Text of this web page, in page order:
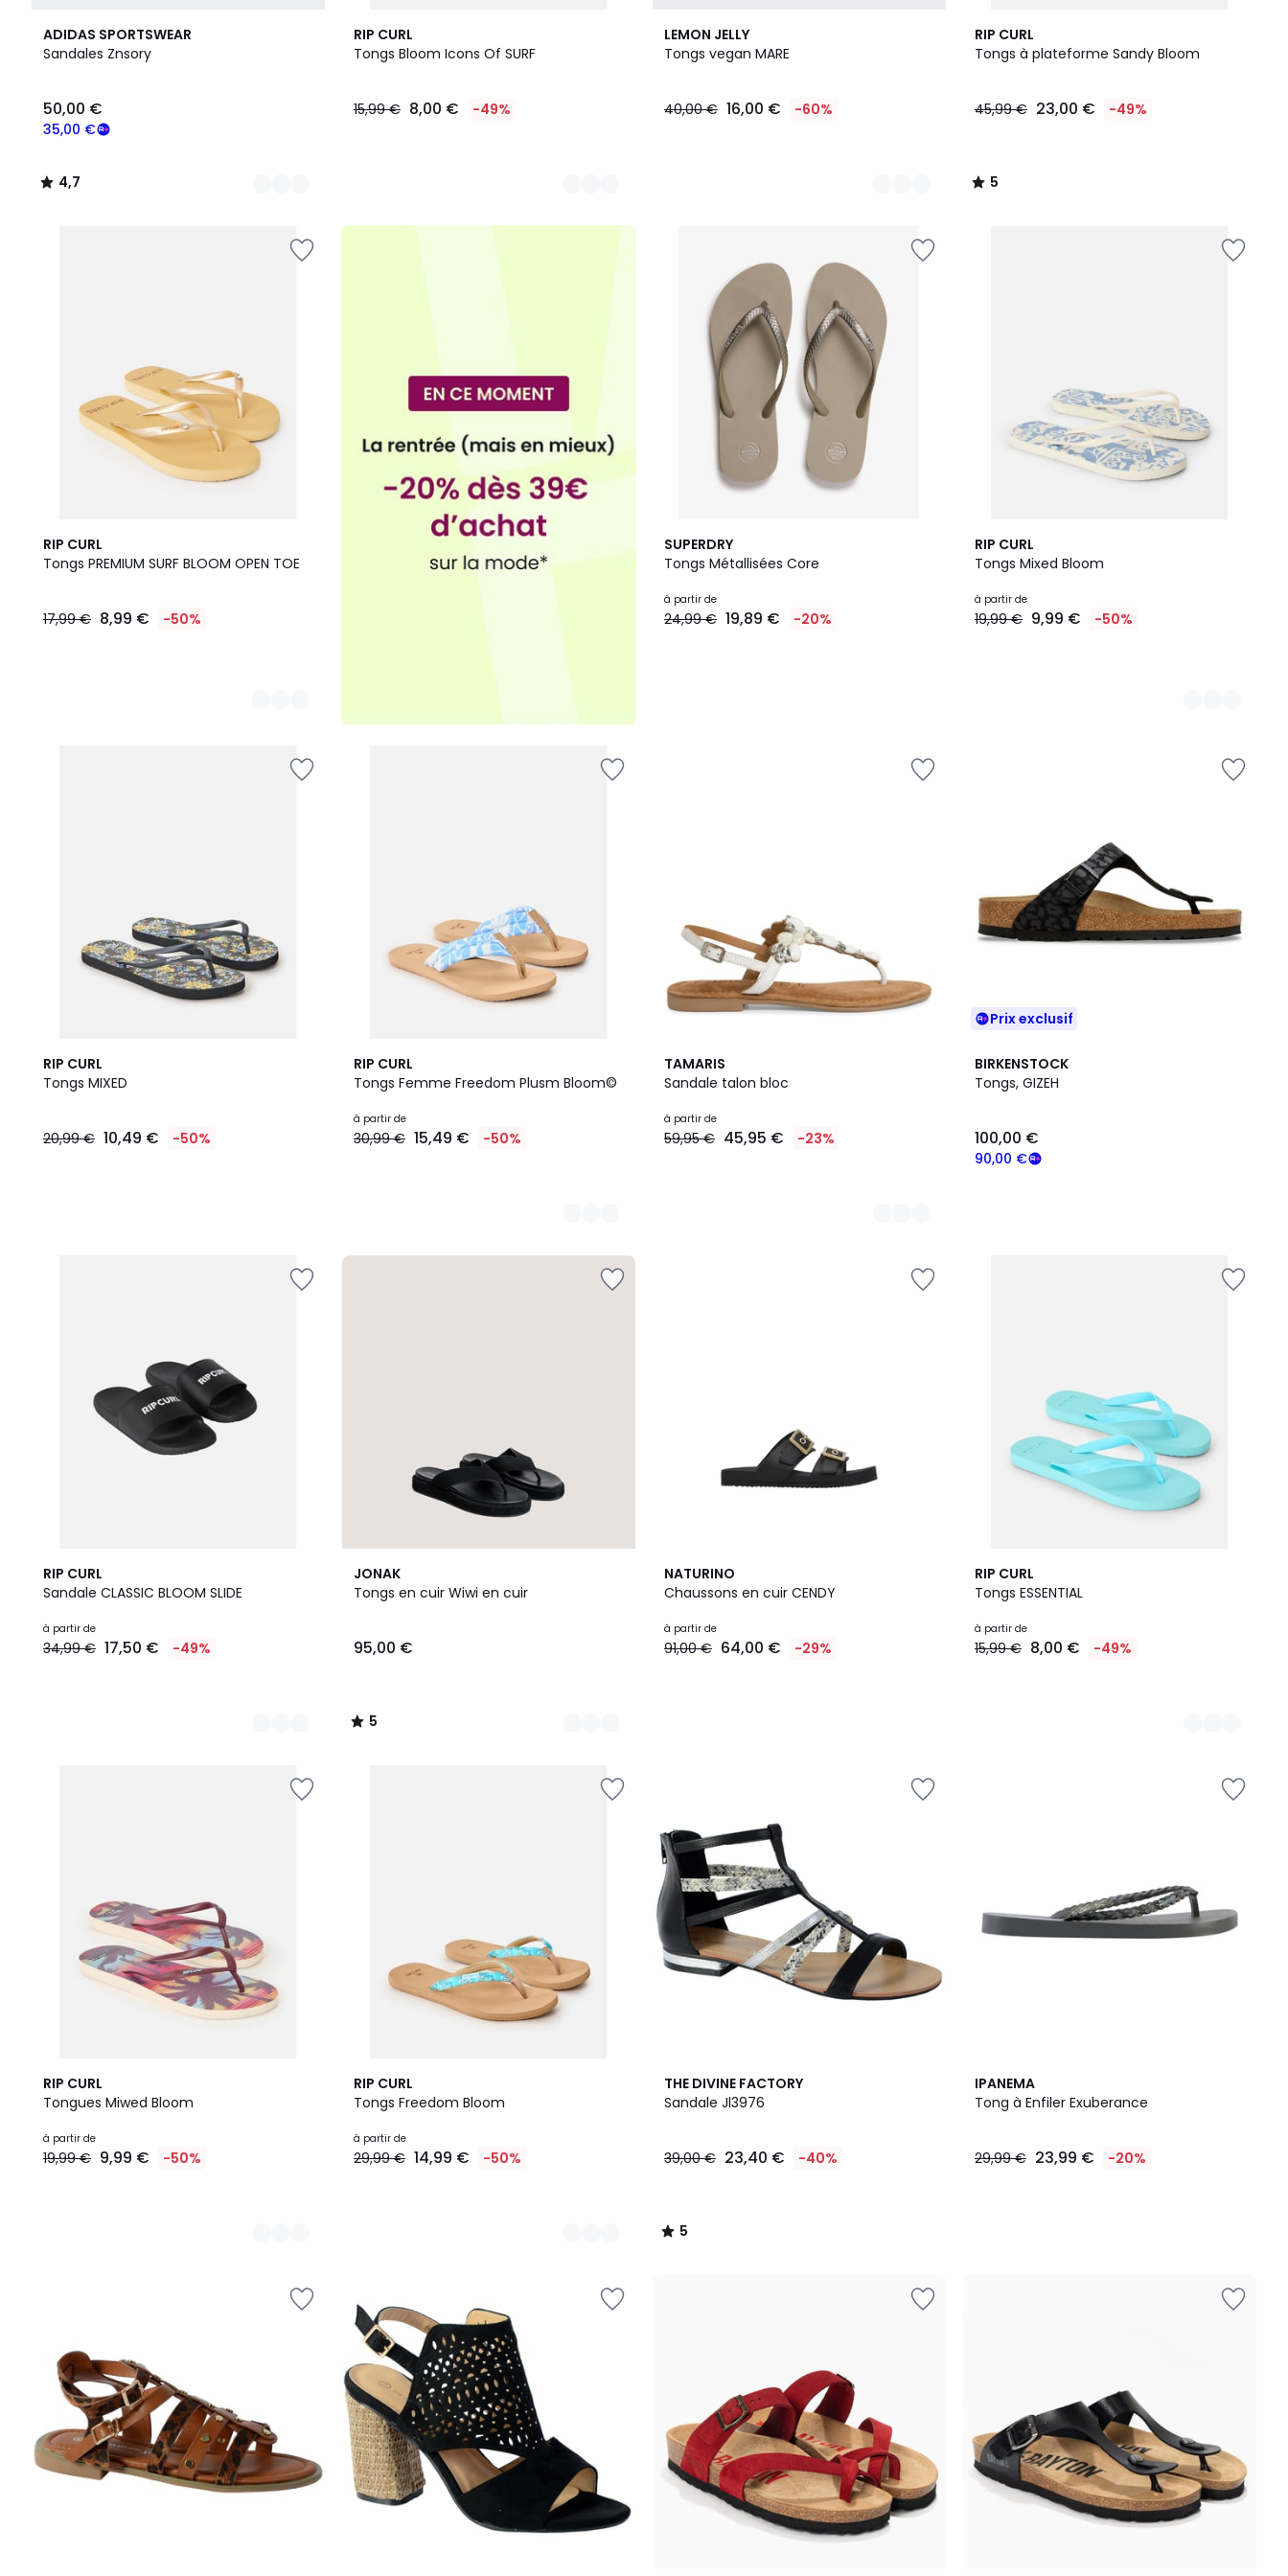
ADIDAS SPORTSWEAR
Sandales Znsory
€
souscrivez
programme
35,00 €
50,00 €
4,7
/ 5
5
Couleurs
4,7
/
RIP CURL
Tongs Bloom Icons Of SURF
15,99 € 8,00 € -49%
3
Couleurs
LEMON JELLY
Tongs vegan MARE
40,00 € 16,00 € -60%
2
Couleurs
RIP CURL
Tongs à plateforme Sandy Bloom
45,99 € 23,00 € -49%
5
/
5
/
RIP CURL
Tongs PREMIUM SURF BLOOM OPEN TOE
17,99 € 8,99 € -50%
3
Couleurs
SUPERDRY
Tongs Métallisées Core
à partir de
24,99 € 19,89 € -20%
RIP CURL
Tongs Mixed Bloom
à partir de
19,99 € 9,99 € -50%
4
Couleurs
RIP CURL
Tongs MIXED
20,99 € 10,49 € -50%
RIP CURL
Tongs Femme Freedom Plusm Bloom©
à partir de
30,99 € 15,49 € -50%
4
Couleurs
TAMARIS
Sandale talon bloc
à partir de
59,95 € 45,95 € -23%
3
Couleurs
Prix exclusif
BIRKENSTOCK
Tongs, GIZEH
90,00 €
100,00 €
RIP CURL
Sandale CLASSIC BLOOM SLIDE
à partir de
34,99 € 17,50 € -49%
3
Couleurs
JONAK
Tongs en cuir Wiwi en cuir
95,00 €
5
/
2
Couleurs
5
/
NATURINO
Chaussons en cuir CENDY
à partir de
91,00 € 64,00 € -29%
RIP CURL
Tongs ESSENTIAL
à partir de
15,99 € 8,00 € -49%
2
Couleurs
RIP CURL
Tongues Miwed Bloom
à partir de
19,99 € 9,99 € -50%
2
Couleurs
RIP CURL
Tongs Freedom Bloom
à partir de
29,99 € 14,99 € -50%
6
Couleurs
THE DIVINE FACTORY
Sandale Jl3976
39,00 € 23,40 € -40%
5
/
5
/
IPANEMA
Tong à Enfiler Exuberance
29,99 € 23,99 € -20%